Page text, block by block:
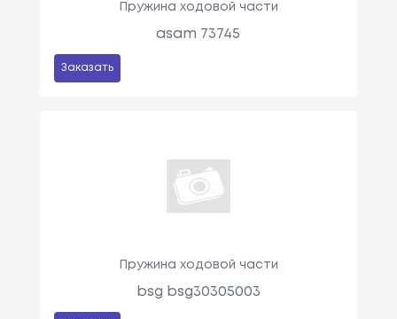
Пружина ходовой части
asam 73745
Заказать
Пружина ходовой части
bsg bsg30305003